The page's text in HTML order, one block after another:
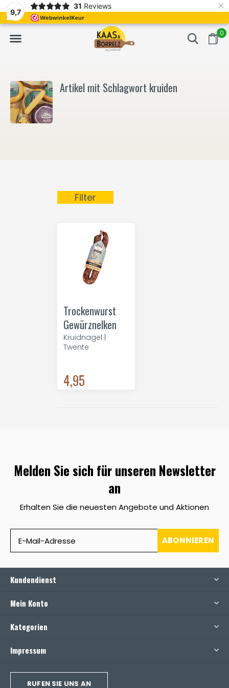
9,7
31 Reviews ×
0
Frisch geschnitten und vakuumverpackt. Meistens Lieferung
Artikel mit Schlagwort kruiden
Filter
Trockenwurst
Gewürznelken
Kruidnagel |
Twente
4,95
Melden Sie sich für unseren Newsletter
an
Erhalten Sie die neuesten Angebote und Aktionen
ABONNIEREN
Kundendienst
Mein Konto
Kategorien
Impressum
RUFEN SIE UNS AN